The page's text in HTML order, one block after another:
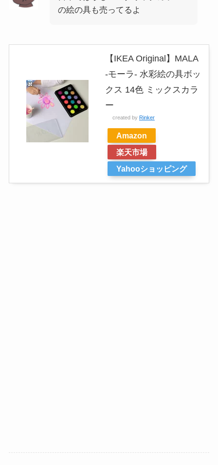
の絵の具も売ってるよ
【IKEA Original】MALA
-モーラ- 水彩絵の具ボッ
クス 14色 ミックスカラ
ー
created by Rinker
Amazon
楽天市場
Yahooショッピング